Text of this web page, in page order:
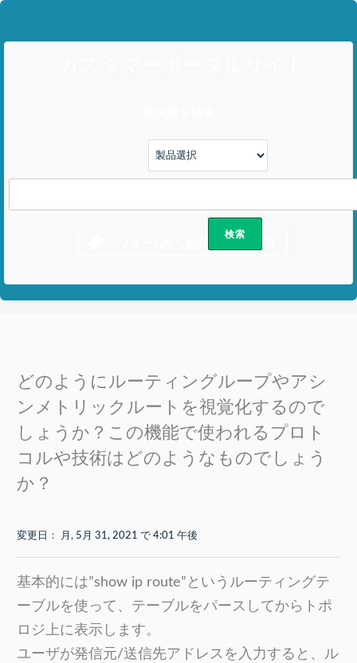
どのようにルーティングループやアシ
ンメトリックルートを視覚化するので
しょうか？この機能で使われるプロト
コルや技術はどのようなものでしょう
か？
変更日： 月, 5月 31, 2021 で 4:01 午後
基本的には”show ip route”というルーティングテ
ーブルを使って、テーブルをパースしてからトポ
ロジ上に表示します。
ユーザが発信元/送信先アドレスを入力すると、ル